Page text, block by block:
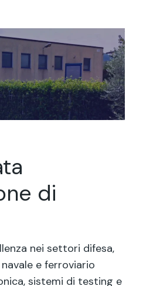
di
nei settori difesa,
e ferroviario
sistemi di testing e